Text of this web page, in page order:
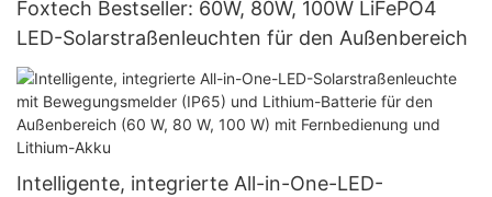
Foxtech Bestseller: 60W, 80W, 100W LiFePO4
LED-Solarstraßenleuchten für den Außenbereich
Intelligente, integrierte All-in-One-LED-